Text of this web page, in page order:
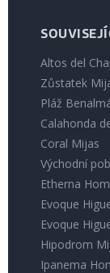
Altos del
Zůstatek
Pláž
Calahonda
Coral Mijas
Východní
Etherna
Evoque
Evoque
Hipodrom
Ipanema